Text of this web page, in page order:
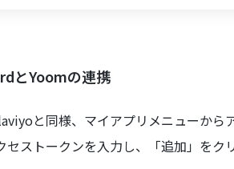
とYoomの連携
と同様、マイアプリメニューから
セストークンを入力し、「追加」をク